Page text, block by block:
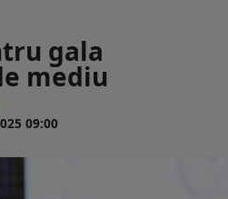
gala
mediu
09:00